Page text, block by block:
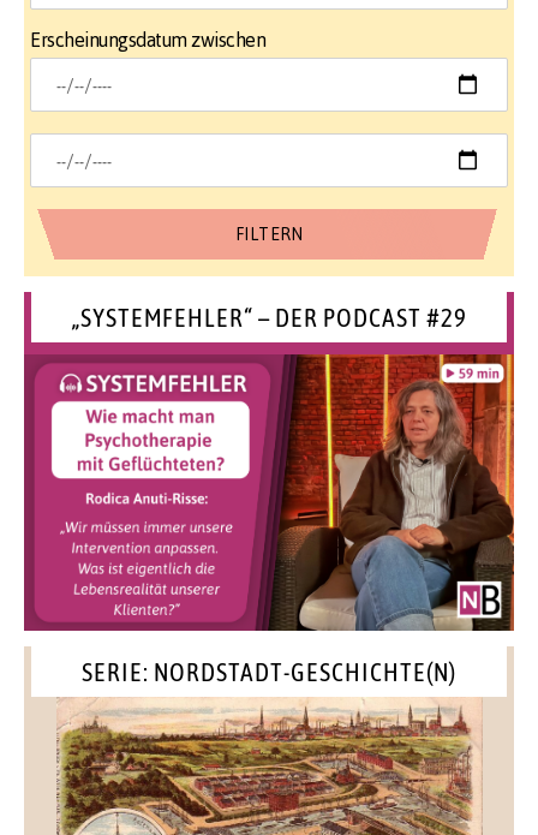
Erscheinungsdatum zwischen
„SYSTEMFEHLER“ – DER PODCAST #29
SERIE: NORDSTADT-GESCHICHTE(N)